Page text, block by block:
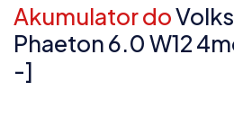
Akumulator do
Phaeton 6.0 W12
-]